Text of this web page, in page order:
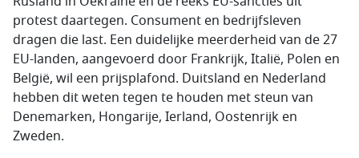
protest daartegen. Consument en bedrijfsleven
dragen die last. Een duidelijke meerderheid van de 27
EU-landen, aangevoerd door Frankrijk, Italië, Polen en
België, wil een prijsplafond. Duitsland en Nederland
hebben dit weten tegen te houden met steun van
Denemarken, Hongarije, Ierland, Oostenrijk en
Zweden.